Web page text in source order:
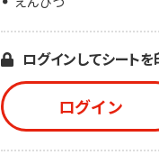
ログインしてシート
ログイン